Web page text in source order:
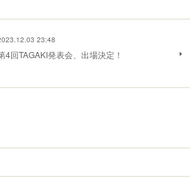
23:48
4回TAGAKI発表会、出場決定！